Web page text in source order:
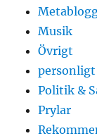
Musik
Övrigt
personligt
Politik &
Prylar